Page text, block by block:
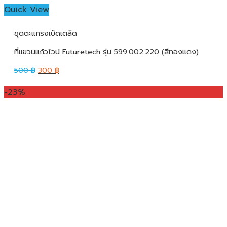
Quick View
ชุดตะแกรงเบ็ดเตล็ด
ที่แขวนแก้วไวน์ Futuretech รุ่น 599.002.220 (สีทองแดง)
500฿ 300 ฿
-23%